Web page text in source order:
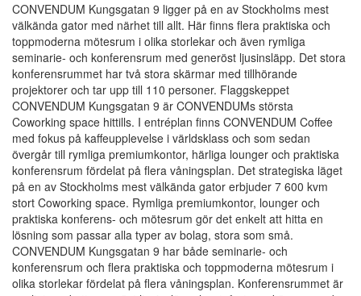
CONVENDUM Kungsgatan 9 ligger på en av Stockholms mest
välkända gator med närhet till allt. Här finns flera praktiska och
toppmoderna mötesrum i olika storlekar och även rymliga
seminarie- och konferensrum med generöst ljusinsläpp. Det stora
konferensrummet har två stora skärmar med tillhörande
projektorer och tar upp till 110 personer. Flaggskeppet
CONVENDUM Kungsgatan 9 är CONVENDUMs största
Coworking space hittills. I entréplan finns CONVENDUM Coffee
med fokus på kaffeupplevelse i världsklass och som sedan
övergår till rymliga premiumkontor, härliga lounger och praktiska
konferensrum fördelat på flera våningsplan. Det strategiska läget
på en av Stockholms mest välkända gator erbjuder 7 600 kvm
stort Coworking space. Rymliga premiumkontor, lounger och
praktiska konferens- och mötesrum gör det enkelt att hitta en
lösning som passar alla typer av bolag, stora som små.
CONVENDUM Kungsgatan 9 har både seminarie- och
konferensrum och flera praktiska och toppmoderna mötesrum i
olika storlekar fördelat på flera våningsplan. Konferensrummet är